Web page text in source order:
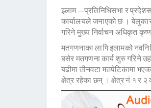
इलाम —प्रतिनिधिसभा र
कार्यालयले जनाएको छ ।
गरिने मुख्य निर्वाचन अधिकृत
मतगणनाका लागि इलामको
बसेर मतगणना कार्य शुरु गरिने
बढीमा तीनवटा मतपेटिकामा
क्षेत्र रहेका छन् । क्षेत्र नं १ र